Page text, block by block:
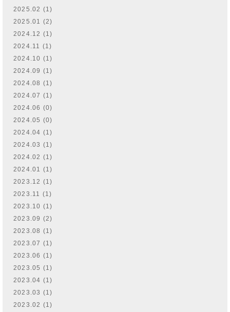
2025.02 (1)
2025.01 (2)
2024.12 (1)
2024.11 (1)
2024.10 (1)
2024.09 (1)
2024.08 (1)
2024.07 (1)
2024.06 (0)
2024.05 (0)
2024.04 (1)
2024.03 (1)
2024.02 (1)
2024.01 (1)
2023.12 (1)
2023.11 (1)
2023.10 (1)
2023.09 (2)
2023.08 (1)
2023.07 (1)
2023.06 (1)
2023.05 (1)
2023.04 (1)
2023.03 (1)
2023.02 (1)